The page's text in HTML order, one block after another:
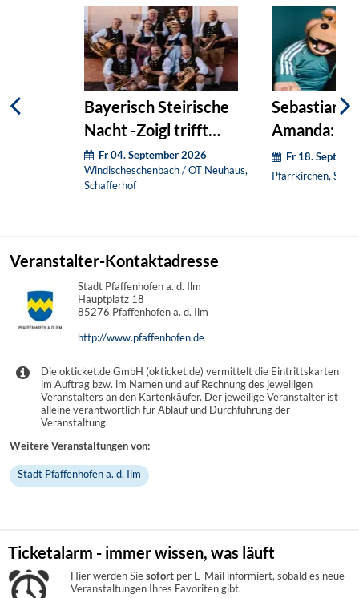
Bayerisch Steirische
Nacht -Zoigl trifft
Schilcher
Fr 04. September 2026
Windischeschenbach / OT Neuhaus,
Schafferhof
Sebastian
Amanda:
Fr 18.
Pfarrkirchen,
Veranstalter-Kontaktadresse
Stadt Pfaffenhofen a. d. Ilm
Hauptplatz 18
85276 Pfaffenhofen a. d. Ilm
http://www.pfaffenhofen.de
Die okticket.de GmbH (okticket.de) vermittelt die Eintrittskarten
im Auftrag bzw. im Namen und auf Rechnung des jeweiligen
Veranstalters an den Kartenkäufer. Der jeweilige Veranstalter ist
alleine verantwortlich für Ablauf und Durchführung der
Veranstaltung.
Weitere Veranstaltungen von:
Stadt Pfaffenhofen a. d. Ilm
Ticketalarm - immer wissen, was läuft
Hier werden Siesofort per E-Mail informiert, sobald es neue
Veranstaltungen Ihres Favoriten gibt.